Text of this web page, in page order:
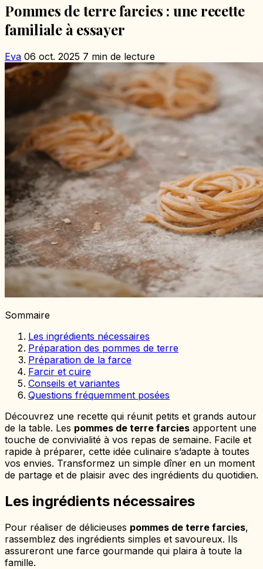
Pommes de terre farcies : une recette
familiale à essayer
Eva 06 oct. 2025 7 min de lecture
Sommaire
Les ingrédients nécessaires
Préparation des pommes de terre
Préparation de la farce
Farcir et cuire
Conseils et variantes
Questions fréquemment posées
Découvrez une recette qui réunit petits et grands autour
de la table. Les pommes de terre farcies apportent une
touche de convivialité à vos repas de semaine. Facile et
rapide à préparer, cette idée culinaire s’adapte à toutes
vos envies. Transformez un simple dîner en un moment
de partage et de plaisir avec des ingrédients du quotidien.
Les ingrédients nécessaires
Pour réaliser de délicieuses pommes de terre farcies,
rassemblez des ingrédients simples et savoureux. Ils
assureront une farce gourmande qui plaira à toute la
famille.